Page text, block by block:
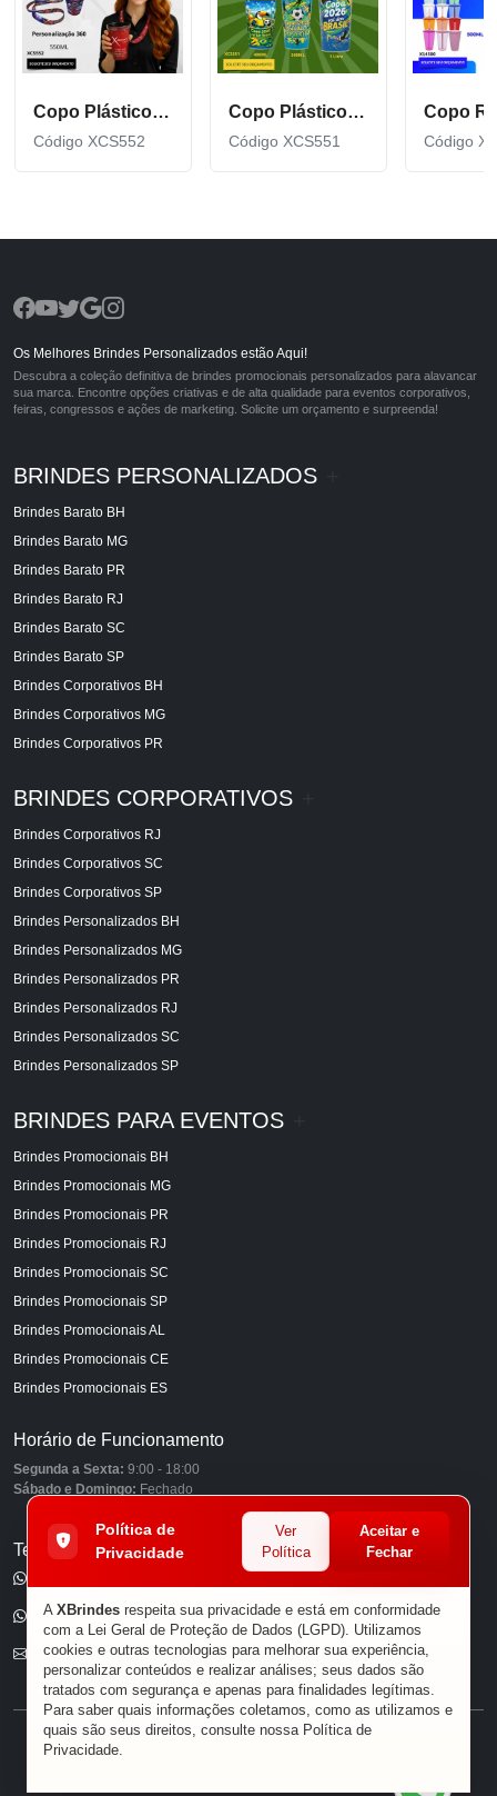
Copo Plástico de 550 ML com Tirante Personalizado XCS552
Código XCS552
Copo Plástico personalizado In Mold Label 360 XCS551
Código XCS551 Código
Os Melhores Brindes Personalizados estão Aqui!
Descubra a coleção definitiva de brindes promocionais personalizados para alavancar
sua marca. Encontre opções criativas e de alta qualidade para eventos corporativos,
feiras, congressos e ações de marketing. Solicite um orçamento e surpreenda!
BRINDES PERSONALIZADOS
Brindes Barato BH
Brindes Barato MG
Brindes Barato PR
Brindes Barato RJ
Brindes Barato SC
Brindes Barato SP
Brindes Corporativos BH
Brindes Corporativos MG
Brindes Corporativos PR
BRINDES CORPORATIVOS
Brindes Corporativos RJ
Brindes Corporativos SC
Brindes Corporativos SP
Brindes Personalizados BH
Brindes Personalizados MG
Brindes Personalizados PR
Brindes Personalizados RJ
Brindes Personalizados SC
Brindes Personalizados SP
BRINDES PARA EVENTOS
Brindes Promocionais BH
Brindes Promocionais MG
Brindes Promocionais PR
Brindes Promocionais RJ
Brindes Promocionais SC
Brindes Promocionais SP
Brindes Promocionais AL
Brindes Promocionais CE
Brindes Promocionais ES
Horário de Funcionamento
Segunda a Sexta: 9:00 - 18:00
Sábado e Domingo: Fechado
Telefones
(11) 96585-7462
E-mail
® XBRINDES
Política de
Privacidade
Ver
Política
Aceitar e
Fechar
A XBrindes respeita sua privacidade e está em conformidade
com a Lei Geral de Proteção de Dados (LGPD). Utilizamos
cookies e outras tecnologias para melhorar sua experiência,
personalizar conteúdos e realizar análises; seus dados são
tratados com segurança e apenas para finalidades legítimas.
Para saber quais informações coletamos, como as utilizamos e
quais são seus direitos, consulte nossa Política de
Privacidade.